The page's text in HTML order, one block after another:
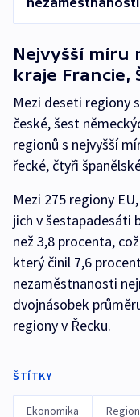
Nejvyšší míru
kraje Francie,
Mezi deseti regiony
české, šest
regionů s nejvyšší
řecké, čtyři
Mezi 275 regiony
jich v šestapadesáti
než 3,8 procenta,
který činil 7,6
nezaměstnanosti
dvojnásobek
regiony v Řecku.
ŠTÍTKY
Ekonomika